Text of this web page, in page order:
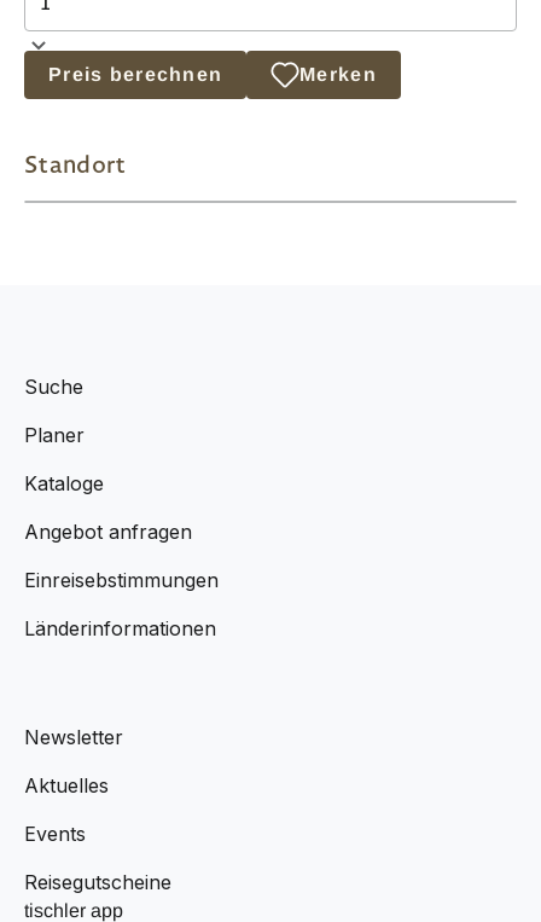
Preis berechnen Merken
Standort
Suche
Planer
Kataloge
Angebot anfragen
Einreisebstimmungen
Länderinformationen
Newsletter
Aktuelles
Events
Reisegutscheine
tischler app